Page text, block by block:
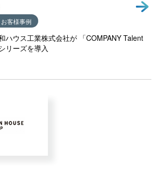
客様事例
ハウス工業株式会社が 「COMPANY Talent
リーズを導入